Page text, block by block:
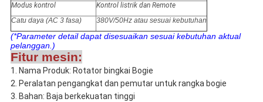
Modus kontrol
Kontrol listrik dan Remote
Catu daya (AC 3 fasa)
380V/50Hz atau sesuai kebutuhan
(*Parameter detail dapat disesuaikan sesuai kebutuhan aktual
pelanggan.)
Fitur mesin:
Nama Produk: Rotator bingkai Bogie
Peralatan pengangkat dan pemutar untuk rangka bogie
Bahan: Baja berkekuatan tinggi